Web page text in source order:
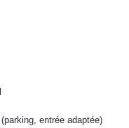
(parking, entrée adaptée)